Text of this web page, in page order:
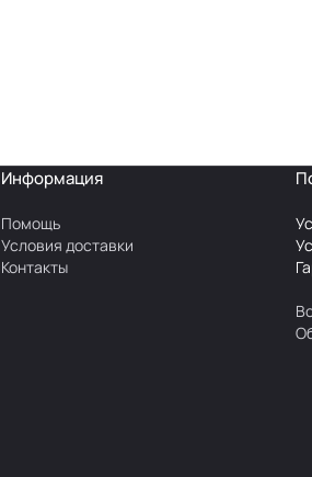
Информация
Помощь
Условия доставки
Контакты